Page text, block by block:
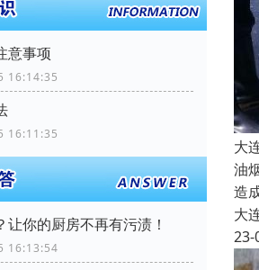
意事项
16:14:35
16:11:35
你的厨房不再有污渍！
16:13:54
大
油
造
大
23-